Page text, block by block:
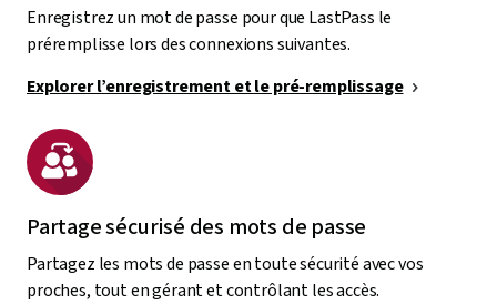
Enregistrez un mot de passe pour que LastPass le
préremplisse lors des connexions suivantes.
Explorer l’enregistrement et le pré-remplissage
Partage sécurisé des mots de passe
Partagez les mots de passe en toute sécurité avec vos
proches, tout en gérant et contrôlant les accès.